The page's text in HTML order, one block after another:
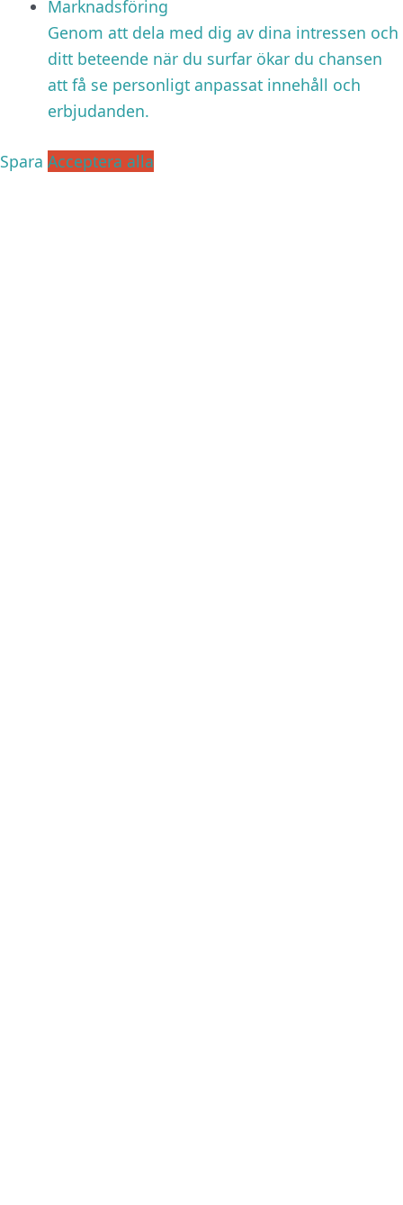
Marknadsföring
Genom att dela med dig av dina intressen och
ditt beteende när du surfar ökar du chansen
att få se personligt anpassat innehåll och
erbjudanden.
Spara Acceptera alla